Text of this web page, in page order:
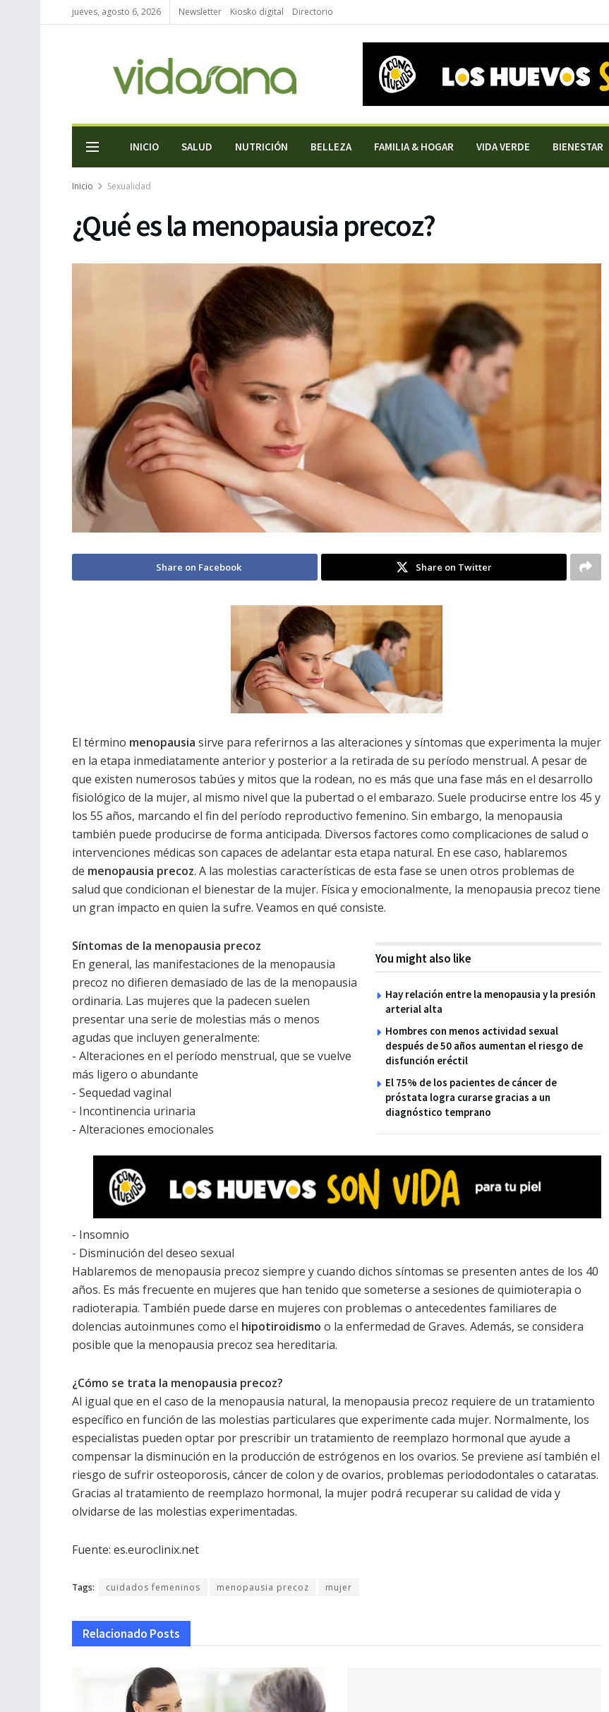
jueves, agosto 6, 2026 Newsletter Kiosko digital Directorio
INICIO SALUD NUTRICIÓN BELLEZA FAMILIA & HOGAR VIDA VERDE BIENESTAR
Inicio Sexualidad
¿Qué es la menopausia precoz?
Share on Facebook Share on Twitter
El término menopausia sirve para referirnos a las alteraciones y síntomas que experimenta la mujer
en la etapa inmediatamente anterior y posterior a la retirada de su período menstrual. A pesar de
que existen numerosos tabúes y mitos que la rodean, no es más que una fase más en el desarrollo
fisiológico de la mujer, al mismo nivel que la pubertad o el embarazo. Suele producirse entre los 45 y
los 55 años, marcando el fin del período reproductivo femenino. Sin embargo, la menopausia
también puede producirse de forma anticipada. Diversos factores como complicaciones de salud o
intervenciones médicas son capaces de adelantar esta etapa natural. En ese caso, hablaremos
de menopausia precoz. A las molestias características de esta fase se unen otros problemas de
salud que condicionan el bienestar de la mujer. Física y emocionalmente, la menopausia precoz tiene
un gran impacto en quien la sufre. Veamos en qué consiste.
You might also like
Hay relación entre la menopausia y la presión
arterial alta
Hombres con menos actividad sexual
después de 50 años aumentan el riesgo de
disfunción eréctil
El 75% de los pacientes de cáncer de
próstata logra curarse gracias a un
diagnóstico temprano
Síntomas de la menopausia precoz
En general, las manifestaciones de la menopausia
precoz no difieren demasiado de las de la menopausia
ordinaria. Las mujeres que la padecen suelen
presentar una serie de molestias más o menos
agudas que incluyen generalmente:
- Alteraciones en el período menstrual, que se vuelve
más ligero o abundante
- Sequedad vaginal
- Incontinencia urinaria
- Alteraciones emocionales
- Insomnio
- Disminución del deseo sexual
Hablaremos de menopausia precoz siempre y cuando dichos síntomas se presenten antes de los 40
años. Es más frecuente en mujeres que han tenido que someterse a sesiones de quimioterapia o
radioterapia. También puede darse en mujeres con problemas o antecedentes familiares de
dolencias autoinmunes como el hipotiroidismo o la enfermedad de Graves. Además, se considera
posible que la menopausia precoz sea hereditaria.
¿Cómo se trata la menopausia precoz?
Al igual que en el caso de la menopausia natural, la menopausia precoz requiere de un tratamiento
específico en función de las molestias particulares que experimente cada mujer. Normalmente, los
especialistas pueden optar por prescribir un tratamiento de reemplazo hormonal que ayude a
compensar la disminución en la producción de estrógenos en los ovarios. Se previene así también el
riesgo de sufrir osteoporosis, cáncer de colon y de ovarios, problemas periododontales o cataratas.
Gracias al tratamiento de reemplazo hormonal, la mujer podrá recuperar su calidad de vida y
olvidarse de las molestias experimentadas.
Fuente: es.euroclinix.net
Tags: cuidados femeninos menopausia precoz mujer
Relacionado Posts